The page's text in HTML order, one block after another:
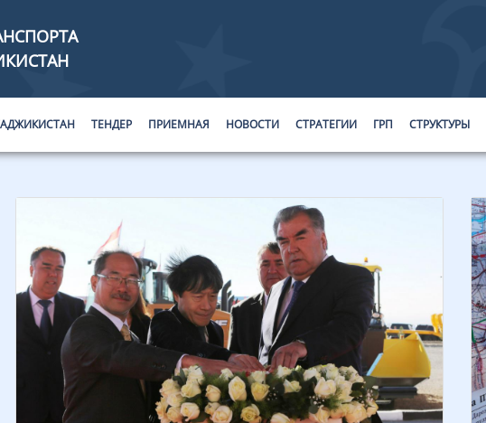
ТЕНДЕР ПРИЕМНАЯ НОВОСТИ СТРАТЕГИИ ГРП СТРУКТУРЫ